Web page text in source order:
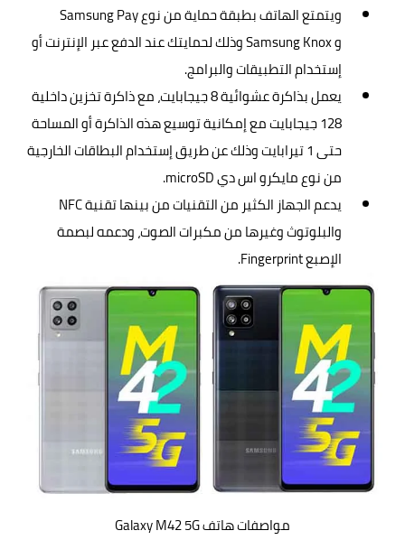
ويتمتع الهاتف بطبقة حماية من نوع Samsung Pay
و Samsung Knox وذلك لحمايتك عند الدفع عبر الإنترنت أو
إستخدامالتطبيقاتوالبرامج.
يعمل بذاكرة عشوائية 8 جيجابايت، مع ذاكرة تخزين داخلية
128 جيجابايت مع إمكانية توسيع هذه الذاكرة أو المساحة
حتى 1 تيرابايت وذلك عن طريق إستخدام البطاقات الخارجية
من نوع مايكرو اس دي microSD.
يدعم الجهاز الكثير من التقنيات من بينها تقنية NFC
والبلوتوث وغيرها من مكبرات الصوت، ودعمه لبصمة
الإصبع Fingerprint.
مواصفات هاتف Galaxy M42 5G